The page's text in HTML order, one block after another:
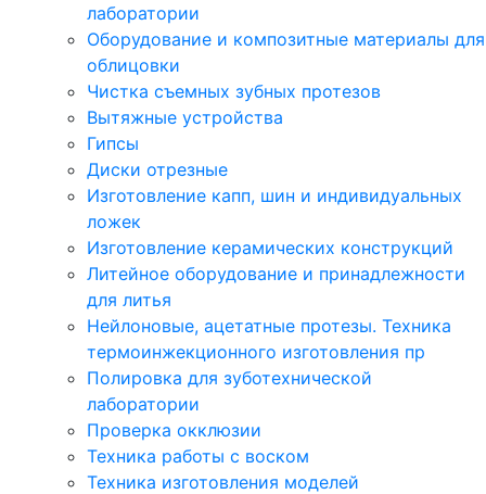
лаборатории
Оборудование и композитные материалы для
облицовки
Чистка съемных зубных протезов
Вытяжные устройства
Гипсы
Диски отрезные
Изготовление капп, шин и индивидуальных
ложек
Изготовление керамических конструкций
Литейное оборудование и принадлежности
для литья
Нейлоновые, ацетатные протезы. Техника
термоинжекционного изготовления пр
Полировка для зуботехнической
лаборатории
Проверка окклюзии
Техника работы с воском
Техника изготовления моделей